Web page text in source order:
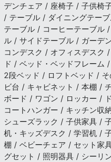
デンチェア / 座椅子 / 子供椅
/ テーブル / ダイニングテー
テーブル / コーヒーテーブル
ル / サイドテーブル / ガーデ
コンデスク / オフィスデスク
ド / ベッド・ベッドフレー
2段ベッド / ロフトベッド /
ビ台 / キャビネット / 本棚 /
ボード / ワゴン / ロッカー /
コートハンガー / キッチン収
シューズラック / 子供家具 /
机・キッズデスク / 学習机 /
棚 / ベビーチェア / セット家
グセット / 照明器具 / シーリ